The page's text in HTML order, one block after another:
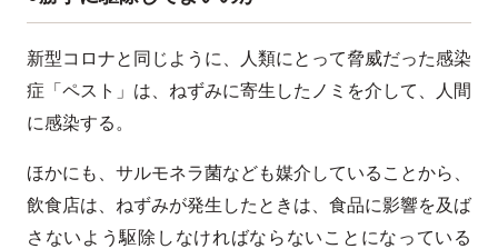
新型コロナと同じように、人類にとって脅威だった感染
症「ペスト」は、ねずみに寄生したノミを介して、人間
に感染する。
ほかにも、サルモネラ菌なども媒介していることから、
飲食店は、ねずみが発生したときは、食品に影響を及ば
さないよう駆除しなければならないことになっている